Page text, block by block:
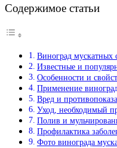
Содержимое статьи
Виноград мускатных
Известные и
Особенности и
Применение
Вред и
Уход, необходимый
Полив и
Профилактика
Фото винограда